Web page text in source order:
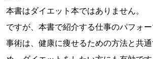
本書はダイエット本ではありません。
ですが、本書で紹介する仕事のパフォ
事術は、健康に痩せるための方法と共